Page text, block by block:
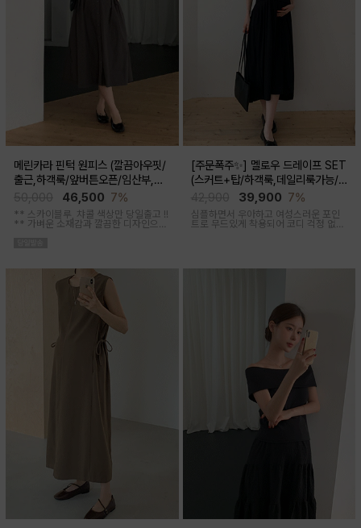
메린카라 핀턱 원피스 (깔끔아우핏/
출근,하객룩/앞버튼오픈/임산부,출
산후 착용가능)46,500 7%
** 스카이블루, 챠콜 색상만 당일출고 !!
** 가벼운 소재감과 깔끔한 디자인으로
[주문폭주✨] 멜로우 드레이프 SET
(스커트+탑/하객룩,데일리룩가능/
임산부,출산후 착용가능)
39,900 7%
심플하면서 우아하고 여성스러운 포인
트로 무드있게 착용되어 코디 걱정 없는